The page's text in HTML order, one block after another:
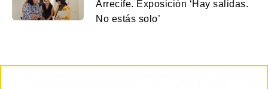
Arrecife. Exposición ‘Hay salidas.
No estás solo’